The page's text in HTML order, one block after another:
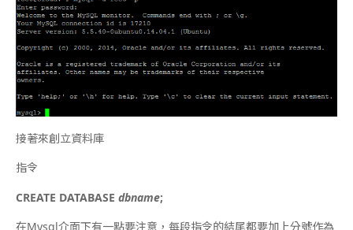
接著來創立資料庫
指令
CREATE DATABASE dbname;
在Mysql介面下有一點要注意，每段指令的結尾都要加上分號作為